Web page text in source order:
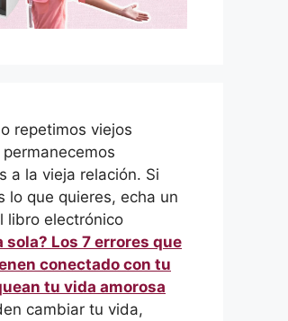
repetimos viejos
a la vieja relación. Si
lo que quieres, echa un
libro electrónico
sola? Los 7 errores que
conectado con tu
tu vida amorosa
cambiar tu vida,